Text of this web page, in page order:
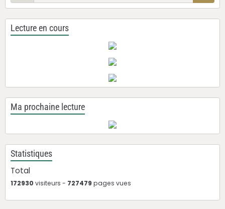
Lecture en cours
Ma prochaine lecture
Statistiques
Total
172930 visiteurs - 727479 pages vues